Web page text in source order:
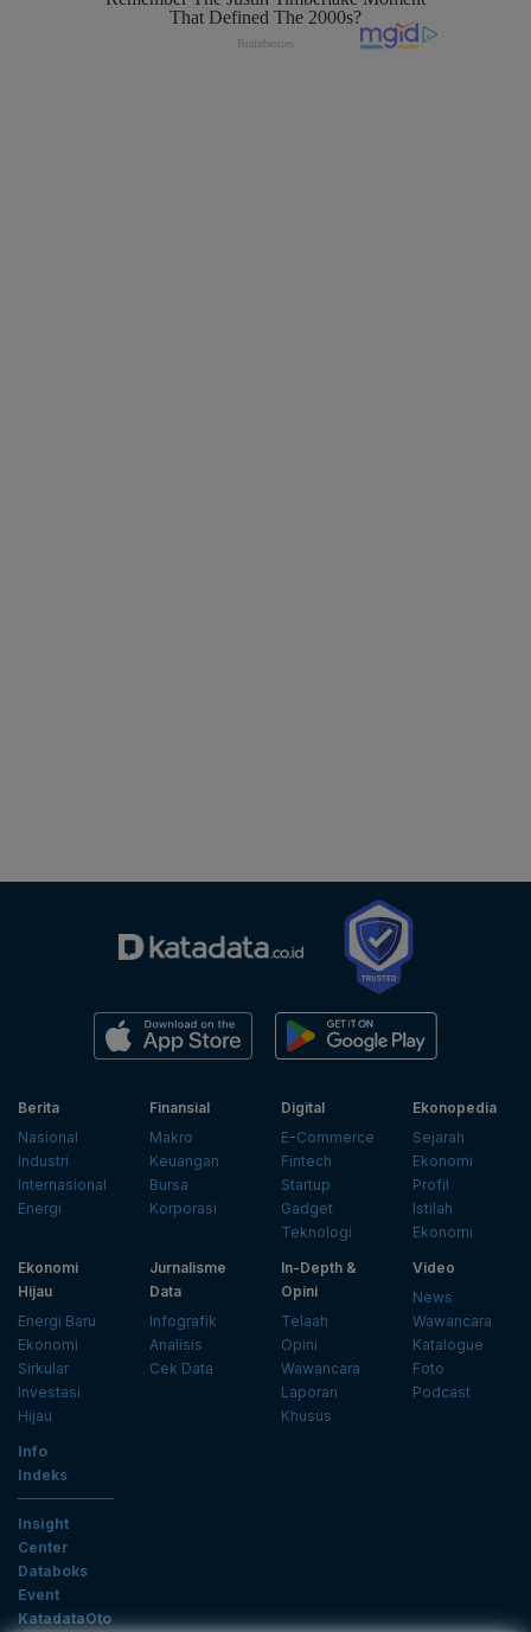
Berita
Nasional
Industri
Internasional
Energi
Finansial
Makro
Keuangan
Bursa
Korporasi
Digital
E-Commerce
Fintech
Startup
Gadget
Teknologi
Ekonopedia
Sejarah
Ekonomi
Profil
Istilah
Ekonomi
Ekonomi
Hijau
Energi Baru
Ekonomi
Sirkular
Investasi
Hijau
Jurnalisme
Data
Infografik
Analisis
Cek Data
In-Depth &
Opini
Telaah
Opini
Wawancara
Laporan
Khusus
Video
News
Wawancara
Katalogue
Foto
Podcast
Info
Indeks
Insight
Center
Databoks
Event
KatadataOto